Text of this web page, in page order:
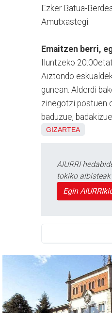
Ezker Batua-
Amutxastegi.
Emaitzen berri,
Iluntzeko
Aiztondo
gunean. Alderdi
zinegotzi postuen
baduzue,
GIZARTEA
AIURRI
tokiko
Egin